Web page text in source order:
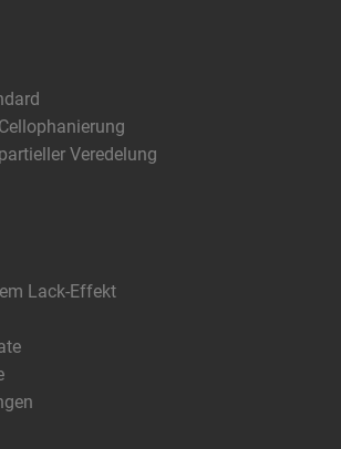
Veredelung
Lack-Effekt